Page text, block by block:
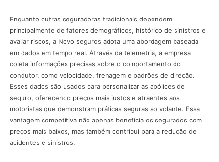
Enquanto outras seguradoras tradicionais dependem
principalmente de fatores demográficos, histórico de sinistros e
avaliar riscos, a Novo seguros adota uma abordagem baseada
em dados em tempo real. Através da telemetria, a empresa
coleta informações precisas sobre o comportamento do
condutor, como velocidade, frenagem e padrões de direção.
Esses dados são usados para personalizar as apólices de
seguro, oferecendo preços mais justos e atraentes aos
motoristas que demonstram práticas seguras ao volante. Essa
vantagem competitiva não apenas beneficia os segurados com
preços mais baixos, mas também contribui para a redução de
acidentes e sinistros.